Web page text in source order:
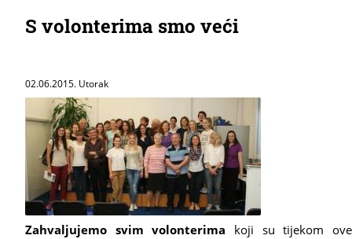
S volonterima smo veći
02.06.2015. Utorak
Zahvaljujemo svim volonterima koji su tijekom ove